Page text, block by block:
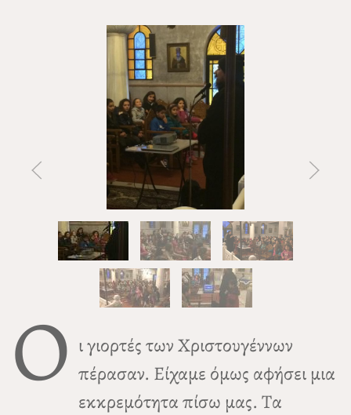
Ο ι γιορτές των Χριστουγέννων
πέρασαν. Είχαμε όμως αφήσει μια
εκκρεμότητα πίσω μας. Τα